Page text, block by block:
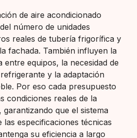
de aire acondicionado
número de unidades
reales de tubería frigorífica y
fachada. También influyen la
entre equipos, la necesidad de
y la adaptación
Por eso cada presupuesto
condiciones reales de la
garantizando que el sistema
especificaciones técnicas
su eficiencia a largo